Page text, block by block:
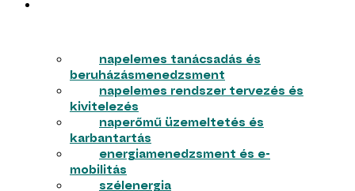
napelemes tanácsadás és
beruházásmenedzsment
napelemes rendszer tervezés és
kivitelezés
naperőmű üzemeltetés és
karbantartás
energiamenedzsment és e-
mobilitás
szélenergia